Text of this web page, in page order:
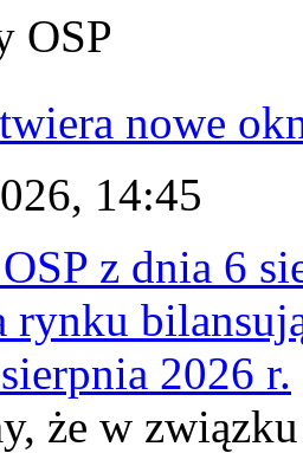
OSP
nowe
14:45
z dnia 6
rynku
2026 r.
że w